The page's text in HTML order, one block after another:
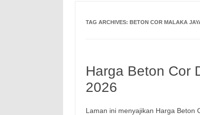
TAG ARCHIVES: BETON COR MALAKA
Harga Beton Cor
2026
Laman ini menyajikan Harga Beton